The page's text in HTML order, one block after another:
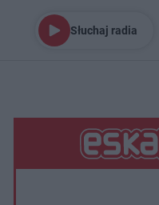
Słuchaj radia